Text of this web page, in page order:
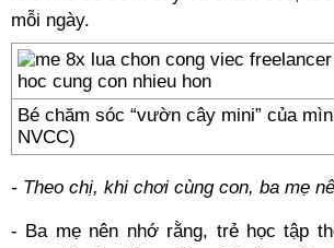
mỗi ngày.
Bé chăm sóc “vườn cây mini” của
NVCC)
- Theo chị, khi chơi cùng con, ba mẹ
- Ba mẹ nên nhớ rằng, trẻ học tập